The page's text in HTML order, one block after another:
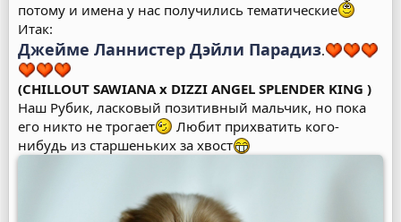
потому и имена у нас получились тематические
Итак:
Джейме Ланнистер Дэйли Парадиз.
(CHILLOUT SAWIANA x DIZZI ANGEL SPLENDER KING )
Наш Рубик, ласковый позитивный мальчик, но пока
его никто не трогает
Любит прихватить кого-
нибудь из старшеньких за хвост